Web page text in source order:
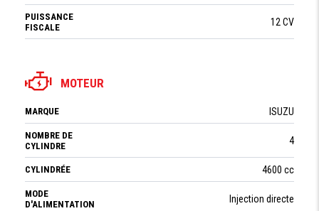
PUISSANCE
FISCALE
12 CV
MOTEUR
MARQUE ISUZU
NOMBRE DE
CYLINDRE
4
CYLINDRÉE 4600 cc
MODE
D'ALIMENTATION
Injection directe